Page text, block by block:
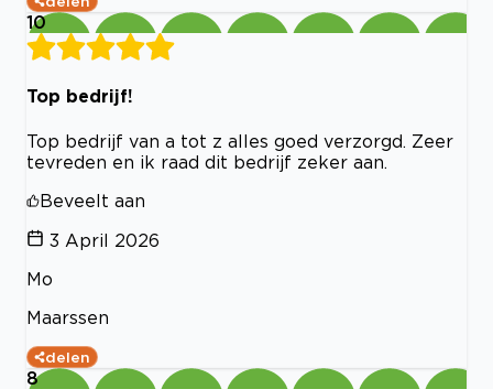
10
Top bedrijf!
Top bedrijf van a tot z alles goed verzorgd. Zeer
tevreden en ik raad dit bedrijf zeker aan.
Beveelt aan
3 April 2026
Mo
Maarssen
delen
8